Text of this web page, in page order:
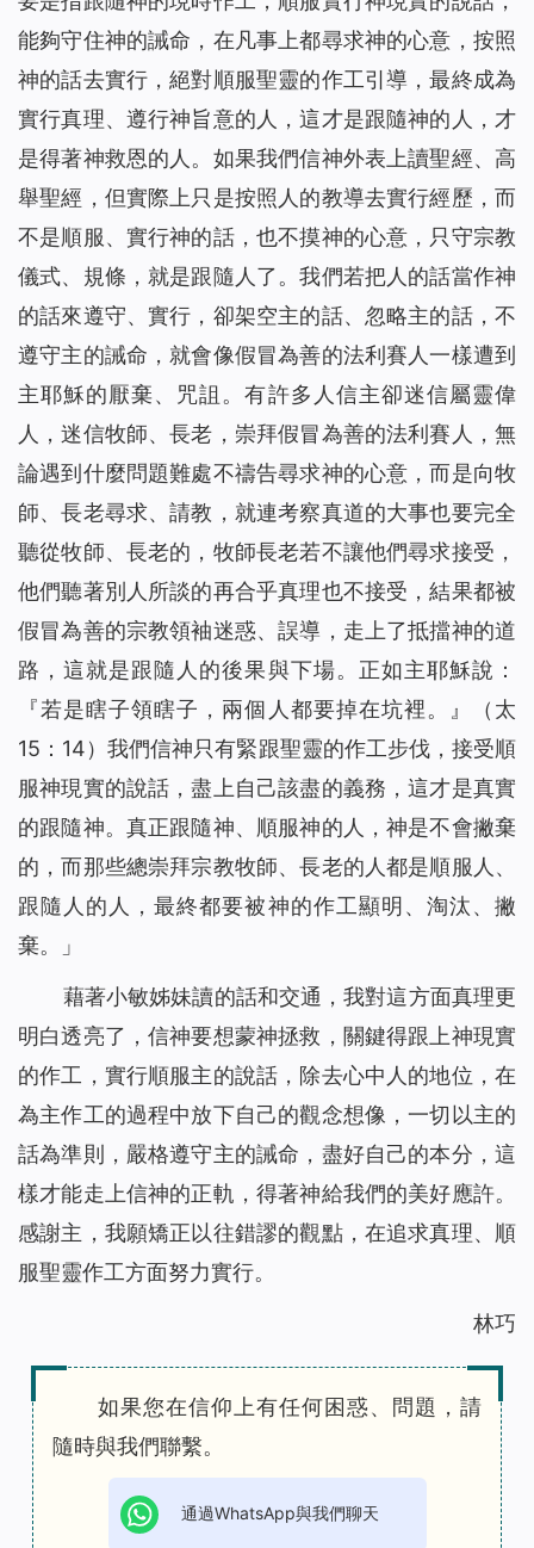
能夠守住神的誡命，在凡事上都尋求神的心意，按照
神的話去實行，絕對順服聖靈的作工引導，最終成為
實行真理、遵行神旨意的人，這才是跟隨神的人，才
是得著神救恩的人。如果我們信神外表上讀聖經、高
舉聖經，但實際上只是按照人的教導去實行經歷，而
不是順服、實行神的話，也不摸神的心意，只守宗教
儀式、規條，就是跟隨人了。我們若把人的話當作神
的話來遵守、實行，卻架空主的話、忽略主的話，不
遵守主的誡命，就會像假冒為善的法利賽人一樣遭到
主耶穌的厭棄、咒詛。有許多人信主卻迷信屬靈偉
人，迷信牧師、長老，崇拜假冒為善的法利賽人，無
論遇到什麼問題難處不禱告尋求神的心意，而是向牧
師、長老尋求、請教，就連考察真道的大事也要完全
聽從牧師、長老的，牧師長老若不讓他們尋求接受，
他們聽著別人所談的再合乎真理也不接受，結果都被
假冒為善的宗教領袖迷惑、誤導，走上了抵擋神的道
路，這就是跟隨人的後果與下場。正如主耶穌說：
『若是瞎子領瞎子，兩個人都要掉在坑裡。
』（太
15：14）我們信神只有緊跟聖靈的作工步伐，接受順
服神現實的說話，盡上自己該盡的義務，這才是真實
的跟隨神。真正跟隨神、順服神的人，神是不會撇棄
的，而那些總崇拜宗教牧師、長老的人都是順服人、
跟隨人的人，最終都要被神的作工顯明、淘汰、撇
棄。」
藉著小敏姊妹讀的話和交通，我對這方面真理更
明白透亮了，信神要想蒙神拯救，關鍵得跟上神現實
的作工，實行順服主的說話，除去心中人的地位，在
為主作工的過程中放下自己的觀念想像，一切以主的
話為準則，嚴格遵守主的誡命，盡好自己的本分，這
樣才能走上信神的正軌，得著神給我們的美好應許。
感謝主，我願矯正以往錯謬的觀點，在追求真理、順
服聖靈作工方面努力實行。
林巧
如果您在信仰上有任何困惑、問題，請
隨時與我們聯繫。
通過WhatsApp與我們聊天